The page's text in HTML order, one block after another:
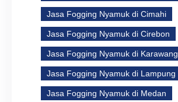
Jasa Fogging Nyamuk di Cimahi
Jasa Fogging Nyamuk di Cirebon
Jasa Fogging Nyamuk di Karawang
Jasa Fogging Nyamuk di Lampung
Jasa Fogging Nyamuk di Medan